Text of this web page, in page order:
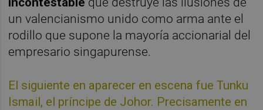
un valencianismo unido como arma ante el
rodillo que supone la mayoría accionarial del
empresario singapurense.
El siguiente en aparecer en escena fue Tunku
Ismail, el príncipe de Johor. Precisamente en